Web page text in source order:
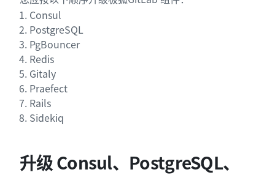
Consul
PostgreSQL
PgBouncer
Redis
Gitaly
Praefect
Rails
Sidekiq
升级 Consul、PostgreSQL、